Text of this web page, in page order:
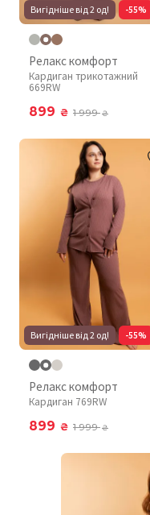
Вигідніше від 2 од! -55%
Релакс комфорт
Кардиган трикотажний
669RW
899 ₴ 1 999₴
Вигідніше від 2 од! -55%
Релакс комфорт
Кардиган 769RW
899 ₴ 1 999₴